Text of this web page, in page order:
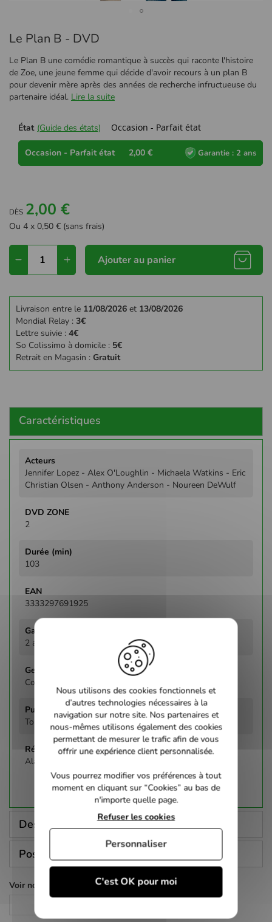
au
de
la
Galerie
d’images
Le Plan B - DVD
Le Plan B une comédie romantique à succès qui raconte l'histoire
de Zoe, une jeune femme qui décide d'avoir recours à un plan B
pour devenir mère après des années de recherche infructueuse du
partenaire idéal. Lire la suite
État (Guide des états) Occasion - Parfait état
Occasion - Parfait état 2,00 € Garantie : 2 ans
DÈS 2,00 €
Ou 4 x 0,50 € (sans frais)
Ajouter au panier
Livraison entre le 11/08/2026 et 13/08/2026
Mondial Relay : 3€
Lettre suivie : 4€
So Colissimo à domicile : 5€
Retrait en Magasin : Gratuit
Caractéristiques
d'infos
Jennifer Lopez - Alex O'Loughlin - Michaela Watkins - Eric
Christian Olsen - Anthony Anderson - Noureen DeWulf
2
103
3333297691925
2 ans
Comédie
Tous publics
Alan Poul
Description
Poser une question
Voir nos autres pages :
Nous utilisons des cookies fonctionnels et
d’autres technologies nécessaires à la
navigation sur notre site. Nos partenaires et
nous-mêmes utilisons également des cookies
permettant de mesurer le trafic afin de vous
offrir une expérience client personnalisée.
Vous pourrez modifier vos préférences à tout
moment en cliquant sur “Cookies” au bas de
n'importe quelle page.
C'est OK pour moi
Refuser les cookies
Personnaliser